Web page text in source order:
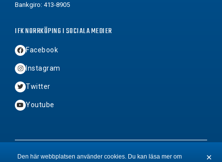
Bankgiro: 413-8905
IFK NORRKÖPING I SOCIALA MEDIER
Facebook
Instagram
Twitter
Youtube
2026 © Copyright IFK Norrköping FK
Den här webbplatsen använder cookies. Du kan läsa mer om ×